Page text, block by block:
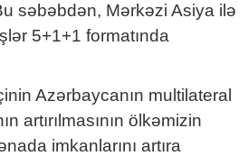
səbəbdən, Mərkəzi Asiya ilə
5+1+1 formatında
Azərbaycanın multilateral
artırılmasının ölkəmizin
imkanlarını artıra